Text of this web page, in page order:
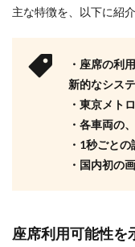
主な特徴を、以下に紹介
・座席の利
新的なシス
・東京メト
・各車両の
・1秒ごと
・国内初の
座席利用可能性を